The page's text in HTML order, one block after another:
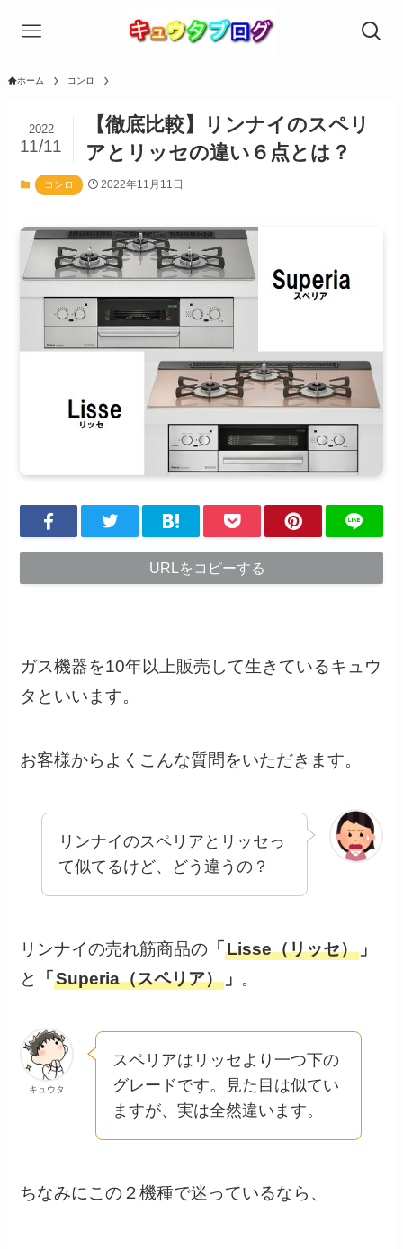
ホーム コンロ
【徹底比較】リンナイのスペリ
アとリッセの違い６点とは？
2022
11/11
コンロ 2022年11月11日
URLをコピーする
ガス機器を10年以上販売して生きているキュウ
タといいます。
お客様からよくこんな質問をいただきます。
リンナイのスペリアとリッセっ
て似てるけど、どう違うの？
リンナイの売れ筋商品の 「Lisse（リッセ） 」
と
「Superia（スペリア） 」 。
キュウタ
スペリアはリッセより一つ下の
グレードです。見た目は似てい
ますが、実は全然違います。
ちなみにこの２機種で迷っているなら、